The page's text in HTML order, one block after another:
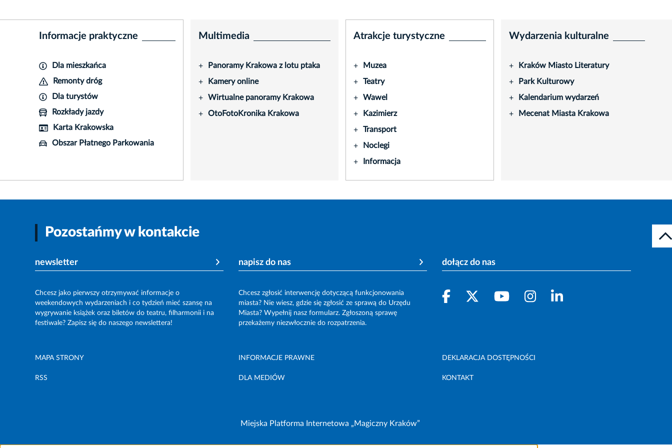
Informacje praktyczne
Dla mieszkańca
Remonty dróg
Dla turystów
Rozkłady jazdy
Karta Krakowska
Obszar Płatnego Parkowania
Multimedia
+ Panoramy Krakowa z lotu ptaka
+ Kamery online
+ Wirtualne panoramy Krakowa
+ OtoFotoKronika Krakowa
Atrakcje turystyczne
+ Muzea
+ Teatry
+ Wawel
+ Kazimierz
+ Transport
+ Noclegi
+ Informacja
Wydarzenia kulturalne
+ Kraków Miasto Literatury
+ Park Kulturowy
+ Kalendarium wydarzeń
+ Mecenat Miasta Krakowa
Pozostańmy w kontakcie
newsletter
Chcesz jako pierwszy otrzymywać informacje o
weekendowych wydarzeniach i co tydzień mieć szansę na
wygrywanie książek oraz biletów do teatru, filharmonii i na
festiwale? Zapisz się do naszego newslettera!
napisz do nas
Chcesz zgłosić interwencję dotyczącą funkcjonowania
miasta? Nie wiesz, gdzie się zgłosić ze sprawą do Urzędu
Miasta? Wypełnij nasz formularz. Zgłoszoną sprawę
przekażemy niezwłocznie do rozpatrzenia.
dołącz do nas
MAPA STRONY INFORMACJE PRAWNE DEKLARACJA DOSTĘPNOŚCI
RSS DLA MEDIÓW KONTAKT
Miejska Platforma Internetowa „Magiczny Kraków”